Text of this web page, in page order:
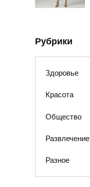
Рубрики
Здоровье
Красота
Общество
Развлечение
Разное